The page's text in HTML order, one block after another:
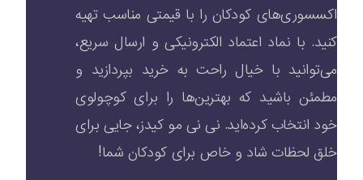
اکسسوری‌های کودکان را با قیمتی مناسب تهیه
کنید. با نماد اعتماد الکترونیکی و ارسال سریع،
می‌توانید با خیال راحت به خرید بپردازید و
مطمئن باشید که بهترین‌ها را برای کوچولوی
خود انتخاب کرده‌اید. نی نی مو کیدز، جایی برای
خلق لحظات شاد و خاص برای کودکان شما!